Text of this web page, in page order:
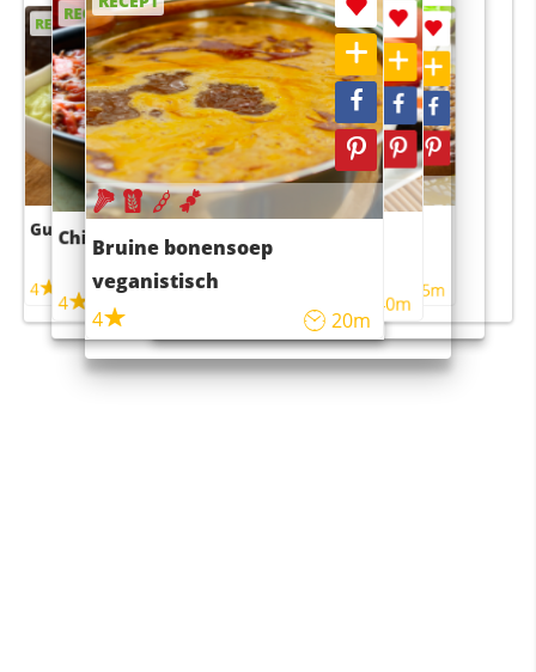
RECEPT
Guacamole
4
RECEPT
Chili con carne
4 45m
Bruine bonensoep
veganistisch
4
20m
RECEPT
Sushi rijstsalade
maaltijdsalade
40m
RECEPT
4 55m